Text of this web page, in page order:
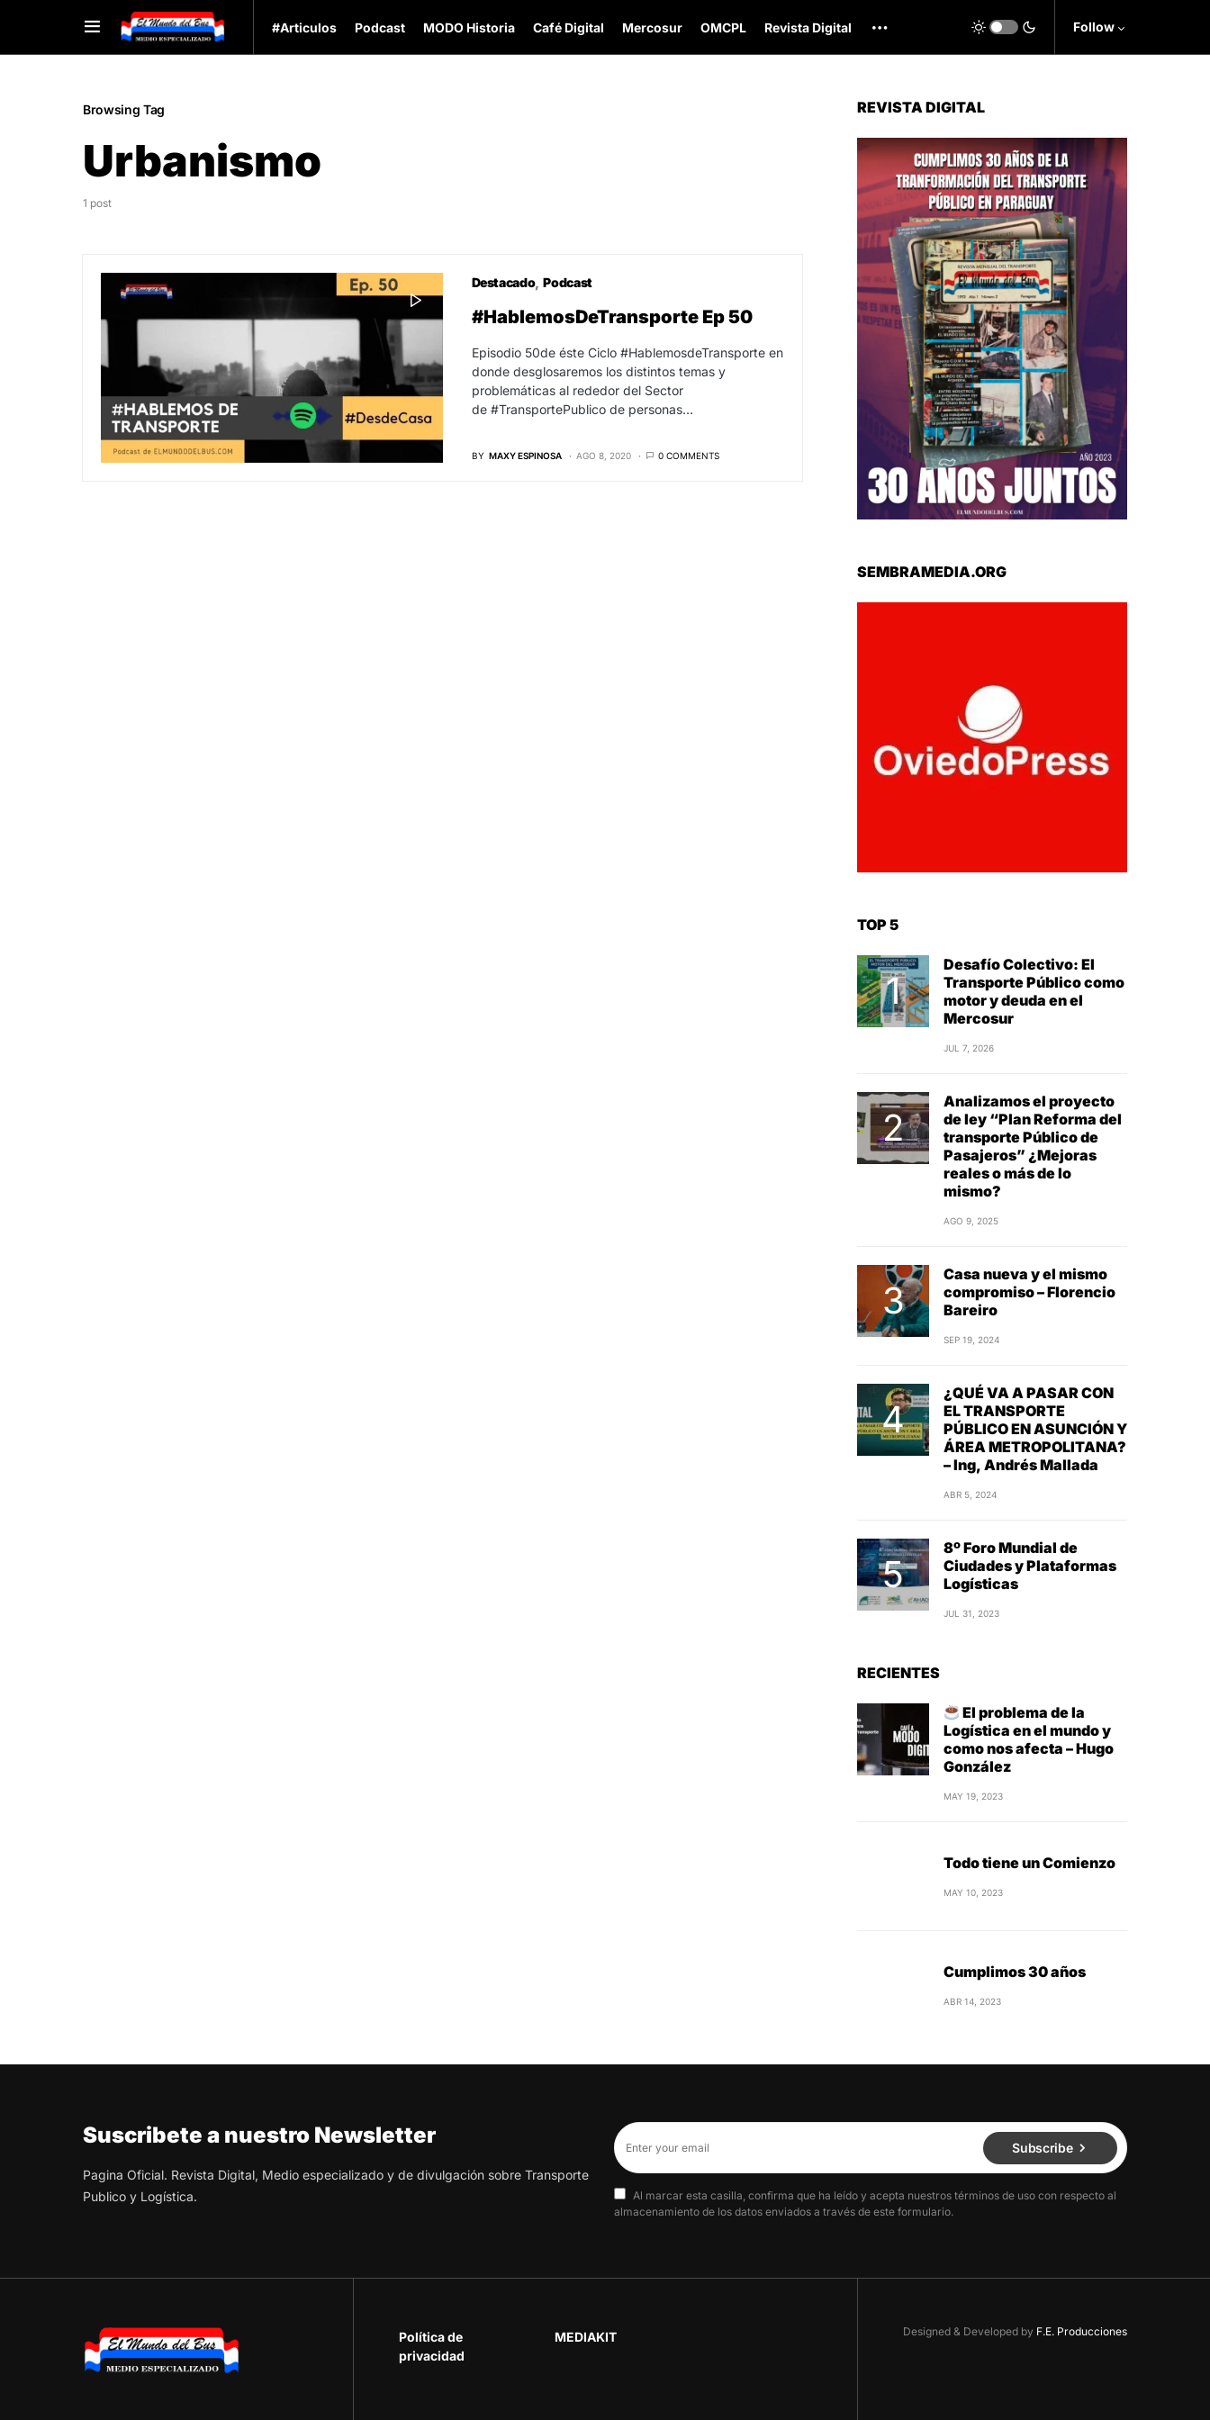
#Articulos Podcast MODO Historia Café Digital Mercosur OMCPL Revista Digital Follow
Browsing Tag
Urbanismo
1 post
Destacado Podcast
#HablemosDeTransporte Ep 50
Episodio 50de éste Ciclo #HablemosdeTransporte en
donde desglosaremos los distintos temas y
problemáticas al rededor del Sector
de #TransportePublico de personas…
BY MAXY ESPINOSA AGO 8, 2020 0 COMMENTS
REVISTA DIGITAL
SEMBRAMEDIA.ORG
TOP 5
Desafío Colectivo: El
Transporte Público como
motor y deuda en el
Mercosur
JUL 7, 2026
Analizamos el proyecto
de ley “Plan Reforma del
transporte Público de
Pasajeros” ¿Mejoras
reales o más de lo
mismo?
AGO 9, 2025
Casa nueva y el mismo
compromiso – Florencio
Bareiro
SEP 19, 2024
¿QUÉ VA A PASAR CON
EL TRANSPORTE
PÚBLICO EN ASUNCIÓN Y
ÁREA METROPOLITANA?
– Ing, Andrés Mallada
ABR 5, 2024
8º Foro Mundial de
Ciudades y Plataformas
Logísticas
JUL 31, 2023
RECIENTES
El problema de la
Logística en el mundo y
como nos afecta – Hugo
González
MAY 19, 2023
Todo tiene un Comienzo
MAY 10, 2023
Cumplimos 30 años
ABR 14, 2023
Suscribete a nuestro Newsletter
Pagina Oficial. Revista Digital, Medio especializado y de divulgación sobre Transporte
Publico y Logística.
Subscribe
Al marcar esta casilla, confirma que ha leído y acepta nuestros términos de uso con respecto al
almacenamiento de los datos enviados a través de este formulario.
Política de
privacidad
MEDIAKIT Designed & Developed by F.E. Producciones